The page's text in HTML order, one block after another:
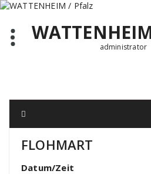
Zum
springen
administrator
FLOHMART
Datum/Zeit